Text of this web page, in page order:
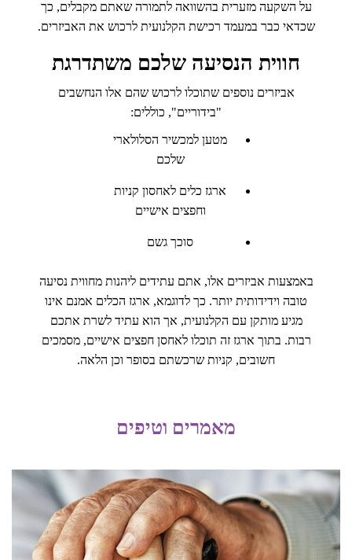
על השקעה מזערית בהשוואה לתמורה שאתם מקבלים, כך
שכדאי כבר במעמד רכישת הקלנועית לרכוש את האביזרים.
חווית הנסיעה שלכם משתדרגת
אביזרים נוספים שתוכלו לרכוש שהם אלו הנחשבים
"בידוריים", כוללים:
מטען למכשיר הסלולארי
שלכם
ארגז כלים לאחסון קניות
וחפצים אישיים
סוכך גשם
באמצעות אביזרים אלו, אתם עתידים ליהנות מחווית נסיעה
טובה וידידותית יותר. כך לדוגמא, ארגז הכלים אמנם אינו
מגיע מותקן עם הקלנועית, אך הוא עתיד לשרת אתכם
רבות. בתוך ארגז זה תוכלו לאחסן חפצים אישיים, מסמכים
חשובים, קניות שרכשתם בסופר וכן הלאה.
מאמרים וטיפים